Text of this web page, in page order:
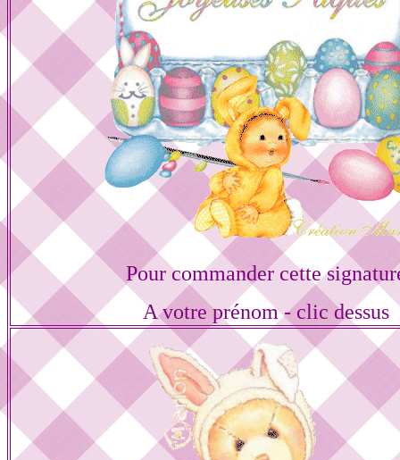
Pour commander cette
A votre prénom - clic dessus